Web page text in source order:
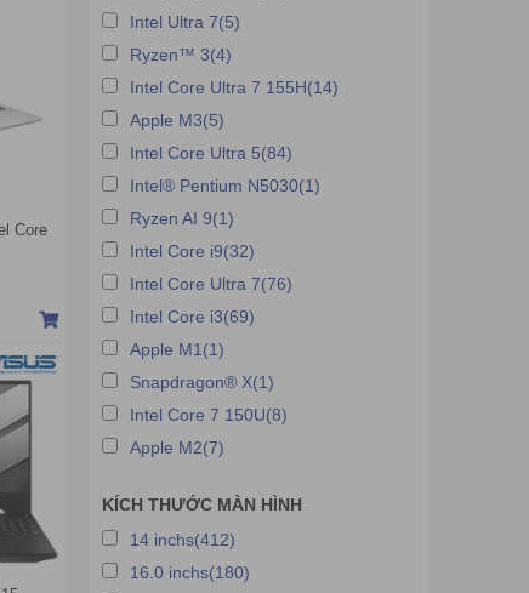
Core
|
| Win
Intel Ultra 7(5)
Ryzen™ 3(4)
Intel Core Ultra 7 155H(14)
Apple M3(5)
Intel Core Ultra 5(84)
Intel® Pentium N5030(1)
Ryzen AI 9(1)
Intel Core i9(32)
Intel Core Ultra 7(76)
Intel Core i3(69)
Apple M1(1)
Snapdragon® X(1)
Intel Core 7 150U(8)
Apple M2(7)
KÍCH THƯỚC MÀN HÌNH
14 inchs(412)
16.0 inchs(180)